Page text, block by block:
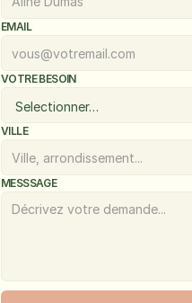
EMAIL
VOTRE BESOIN
VILLE
MESSSAGE